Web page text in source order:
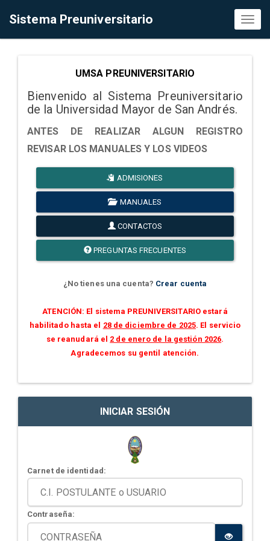
Sistema Preuniversitario
UMSA PREUNIVERSITARIO
Bienvenido al Sistema Preuniversitario
de la Universidad Mayor de San Andrés.
ANTES DE REALIZAR ALGUN REGISTRO
REVISAR LOS MANUALES Y LOS VIDEOS
ADMISIONES
MANUALES
CONTACTOS
PREGUNTAS FRECUENTES
¿No tienes una cuenta? Crear cuenta
ATENCIÓN: El sistema PREUNIVERSITARIO estará
habilitado hasta el 28 de diciembre de 2025. El servicio
se reanudará el 2 de enero de la gestión 2026.
Agradecemos su gentil atención.
INICIAR SESIÓN
Carnet de identidad:
Contraseña: